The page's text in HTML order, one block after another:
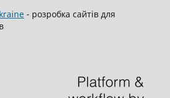
- розробка сайтів для